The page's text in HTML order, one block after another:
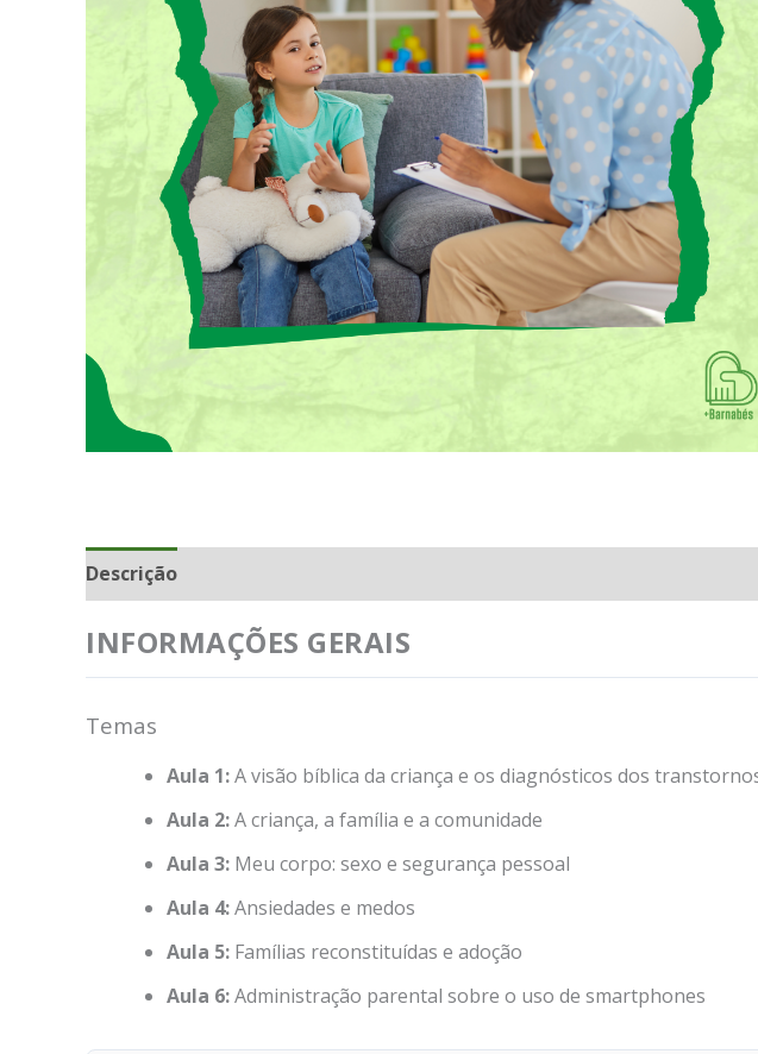
Descrição
INFORMAÇÕES GERAIS
Temas
Aula 1:A visão bíblica da criança e os diagnósticos dos
Aula 2:A criança, a família e a comunidade
Aula 3: Meu corpo: sexo e segurança pessoal
Aula 4:Ansiedades e medos
Aula 5: Famílias reconstituídas e adoção
Aula 6:Administração parental sobre o uso de smartphones